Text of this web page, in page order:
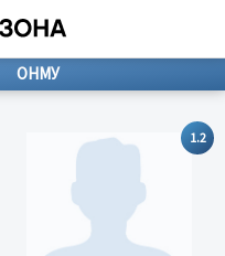
ОНМУ
1.2